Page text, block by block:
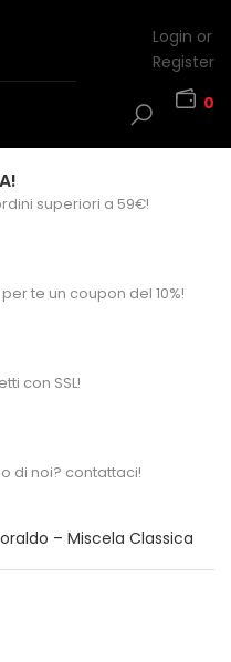
Login or
Register
0
superiori a 59€!
te un coupon del 10%!
con SSL!
di noi? contattaci!
– Miscela Classica